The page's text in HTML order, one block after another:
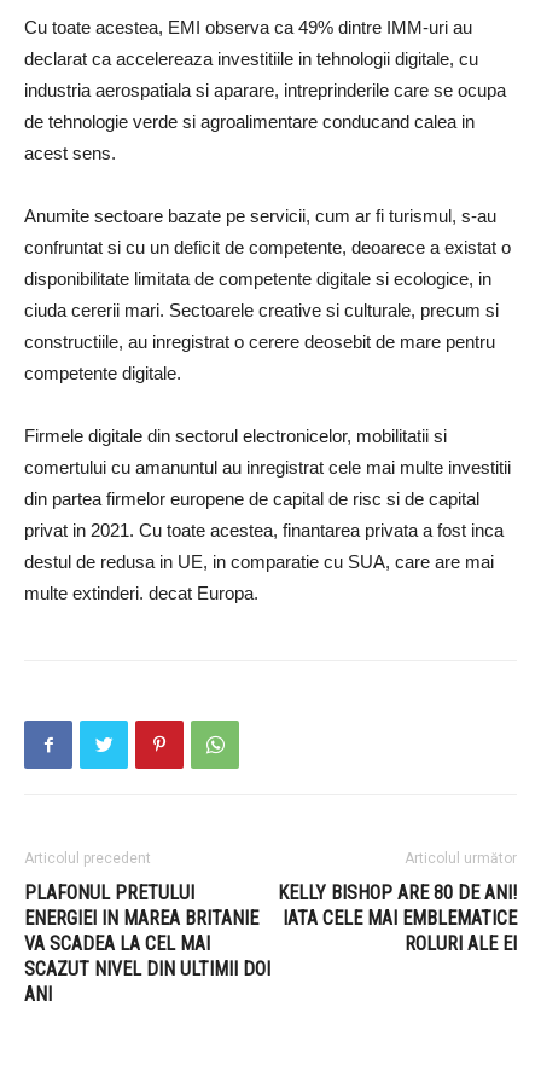
Cu toate acestea, EMI observa ca 49% dintre IMM-uri au
declarat ca accelereaza investitiile in tehnologii digitale, cu
industria aerospatiala si aparare, intreprinderile care se ocupa
de tehnologie verde si agroalimentare conducand calea in
acest sens.
Anumite sectoare bazate pe servicii, cum ar fi turismul, s-au
confruntat si cu un deficit de competente, deoarece a existat o
disponibilitate limitata de competente digitale si ecologice, in
ciuda cererii mari. Sectoarele creative si culturale, precum si
constructiile, au inregistrat o cerere deosebit de mare pentru
competente digitale.
Firmele digitale din sectorul electronicelor, mobilitatii si
comertului cu amanuntul au inregistrat cele mai multe investitii
din partea firmelor europene de capital de risc si de capital
privat in 2021. Cu toate acestea, finantarea privata a fost inca
destul de redusa in UE, in comparatie cu SUA, care are mai
multe extinderi. decat Europa.
Articolul precedent
PLAFONUL PRETULUI
ENERGIEI IN MAREA BRITANIE
VA SCADEA LA CEL MAI
SCAZUT NIVEL DIN ULTIMII DOI
ANI
Articolul următor
KELLY BISHOP ARE 80 DE ANI!
IATA CELE MAI EMBLEMATICE
ROLURI ALE EI